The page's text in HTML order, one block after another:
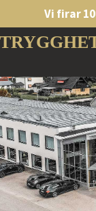
Vi firar